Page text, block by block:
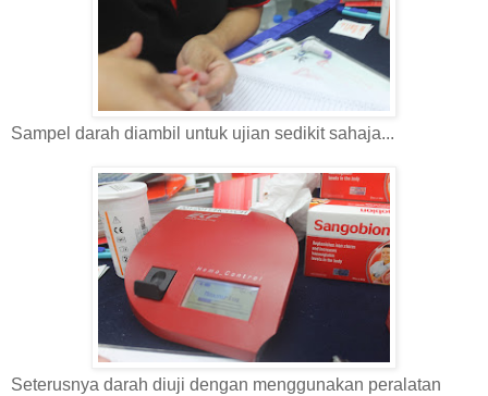
Sampel darah diambil untuk ujian sedikit sahaja...
Seterusnya darah diuji dengan menggunakan peralatan